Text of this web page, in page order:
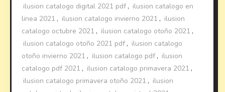
ilusion catalogo digital 2021 pdf , ilusion catalogo en
linea 2021 , ilusion catalogo invierno 2021 , ilusion
catalogo octubre 2021 , ilusion catalogo otoño 2021 ,
ilusion catalogo otoño 2021 pdf , ilusion catalogo
otoño invierno 2021 , ilusion catalogo pdf , ilusion
catalogo pdf 2021 , ilusion catalogo primavera 2021 ,
ilusion catalogo primavera otoño 2021 , ilusion